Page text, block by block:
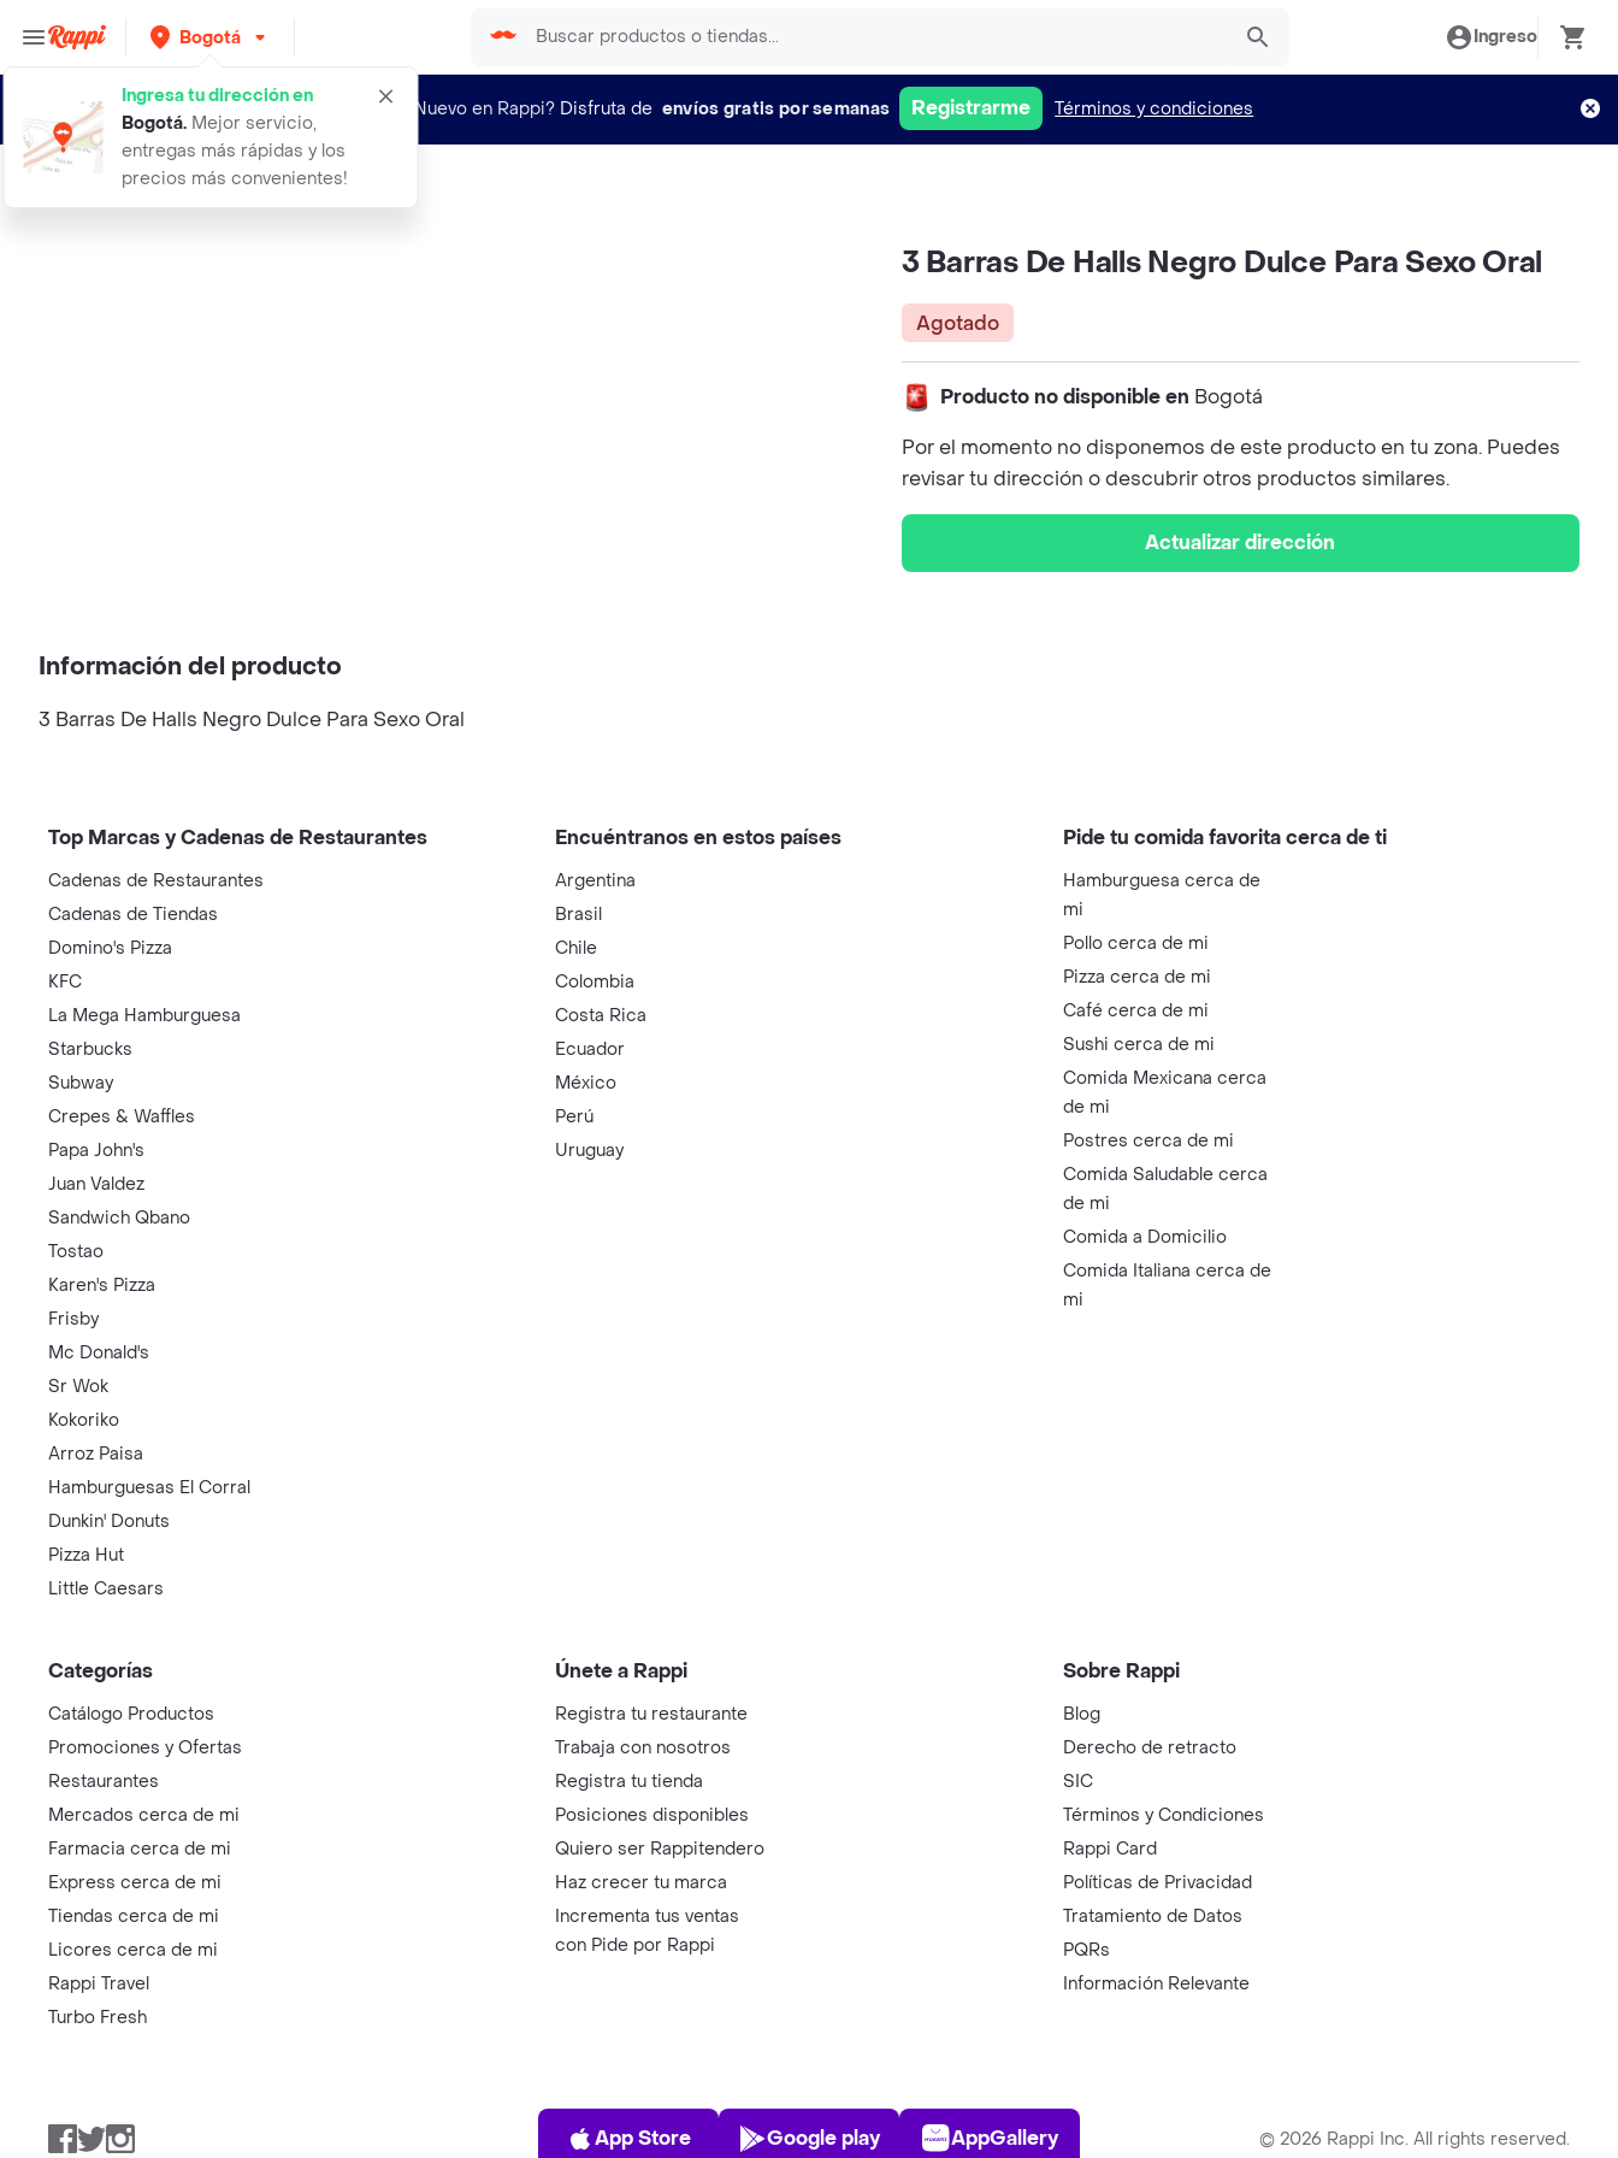
Bogotá
Ingresa tu dirección en
Bogotá. Mejor servicio,
entregas más rápidas y los
precios más convenientes!
Ingreso
¿Nuevo en Rappi? Disfruta de envíos gratis por semanas Registrarme Términos y condiciones
3 barras de halls negro dulce para
3 Barras De Halls Negro Dulce Para Sexo Oral
Agotado
Producto no disponible en Bogotá
Por el momento no disponemos de este producto en tu zona. Puedes
revisar tu dirección o descubrir otros productos similares.
Actualizar dirección
Información del producto
3 Barras De Halls Negro Dulce Para Sexo Oral
Top Marcas y Cadenas de Restaurantes
Cadenas de Restaurantes
Cadenas de Tiendas
Domino's Pizza
KFC
La Mega Hamburguesa
Starbucks
Subway
Crepes & Waffles
Papa John's
Juan Valdez
Sandwich Qbano
Tostao
Karen's Pizza
Frisby
Mc Donald's
Sr Wok
Kokoriko
Arroz Paisa
Hamburguesas El Corral
Dunkin' Donuts
Pizza Hut
Little Caesars
Encuéntranos en estos países
Argentina
Brasil
Chile
Colombia
Costa Rica
Ecuador
México
Perú
Uruguay
Pide tu comida favorita cerca de ti
Hamburguesa cerca de
mi
Pollo cerca de mi
Pizza cerca de mi
Café cerca de mi
Sushi cerca de mi
Comida Mexicana cerca
de mi
Postres cerca de mi
Comida Saludable cerca
de mi
Comida a Domicilio
Comida Italiana cerca de
mi
Categorías
Catálogo Productos
Promociones y Ofertas
Restaurantes
Mercados cerca de mi
Farmacia cerca de mi
Express cerca de mi
Tiendas cerca de mi
Licores cerca de mi
Rappi Travel
Turbo Fresh
Únete a Rappi
Registra tu restaurante
Trabaja con nosotros
Registra tu tienda
Posiciones disponibles
Quiero ser Rappitendero
Haz crecer tu marca
Incrementa tus ventas
con Pide por Rappi
Sobre Rappi
Blog
Derecho de retracto
SIC
Términos y Condiciones
Rappi Card
Políticas de Privacidad
Tratamiento de Datos
PQRs
Información Relevante
Facebook
TwitterInstagram
App Store
App Store
Play Store
Google play
AppGallery
AppGallery © 2026 Rappi Inc. All rights reserved.